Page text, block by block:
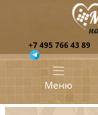
+7 495 766 43 89
Меню